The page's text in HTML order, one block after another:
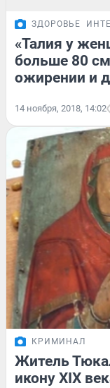
ЗДОРОВЬЕ
«Талия у
больше 80
ожирении и
14 ноября, 2018, 14:02
КРИМИНАЛ
Житель
икону XIX